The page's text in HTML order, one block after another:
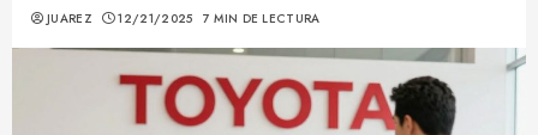
JUAREZ 12/21/2025 7 MIN DE LECTURA